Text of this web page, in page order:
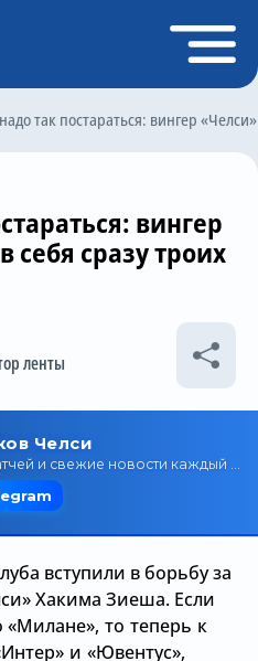
так постараться: вингер
вингер
сразу троих
ленты
вступили в борьбу за
Хакима Зиеша. Если
«Милане», то теперь к
и«Ювентус»,